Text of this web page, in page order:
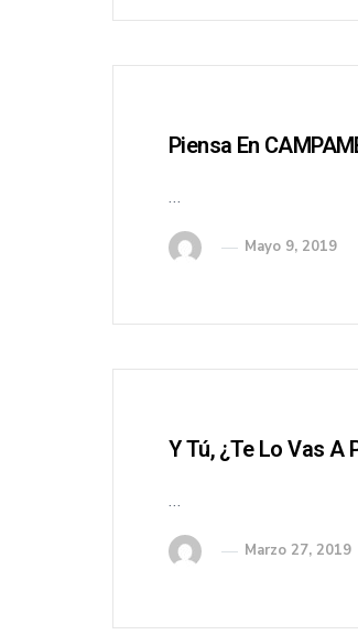
Piensa En
…
Mayo 9, 2019
Y Tú, ¿te Lo Vas A
…
Marzo 27, 2019